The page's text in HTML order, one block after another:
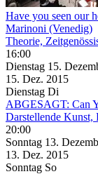
Have you seen our
Marinoni (Venedig)
Theorie,
16:00
Dienstag 15.
15. Dez. 2015
Dienstag Di
ABGESAGT: Can
Darstellende Kunst,
20:00
Sonntag 13.
13. Dez. 2015
Sonntag So